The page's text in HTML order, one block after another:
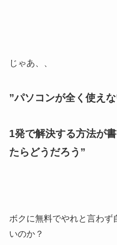
じゃあ、、
”パソコンが全く使え
1発で解決する方法が
たらどうだろう”
ボクに無料でやれと言わず
いのか？